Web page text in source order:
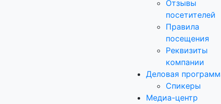
Отзывы
посетителей
Правила
посещения
Реквизиты
компании
Деловая
Спикеры
Медиа-центр